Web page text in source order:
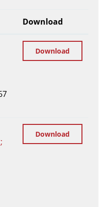
Download
Download
Download